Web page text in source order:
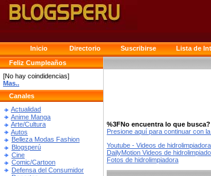
Inicio Directorio Suscribirse Lista de
Feliz Cumpleaños
[No hay coindidencias]
Mas..
Canales
Actualidad
Anime Manga
Arte/Cultura
Autos
Belleza Modas Fashion
Blogsperú
Cine
Comic/Cartoon
Defensa del Consumidor
%3FNo encuentra lo que busca?
Presione aquí para continuar con
Youtube - Videos de hidrolimpiadora
DailyMotion Videos de
Fotos de hidrolimpiadora